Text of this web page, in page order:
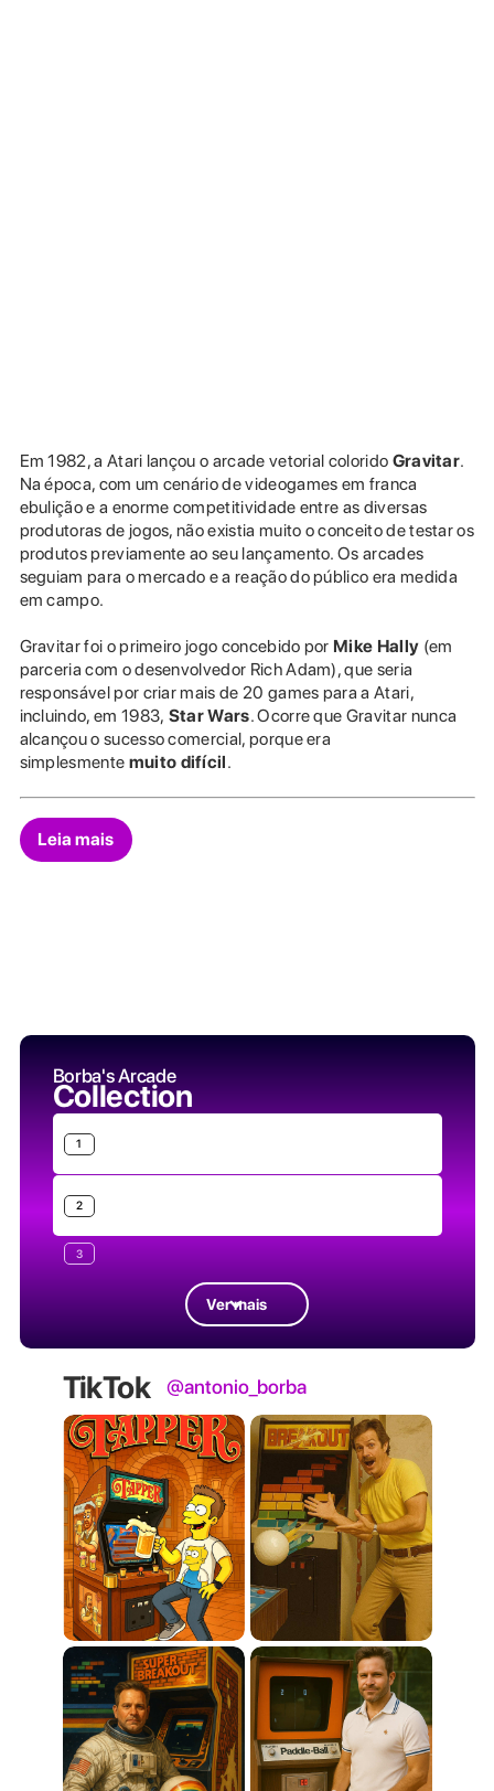
Em 1982, a Atari lançou o arcade vetorial colorido Gravitar.
Na época, com um cenário de videogames em franca
ebulição e a enorme competitividade entre as diversas
produtoras de jogos, não existia muito o conceito de testar os
produtos previamente ao seu lançamento. Os arcades
seguiam para o mercado e a reação do público era medida
em campo.
Gravitar foi o primeiro jogo concebido por Mike Hally (em
parceria com o desenvolvedor Rich Adam), que seria
responsável por criar mais de 20 games para a Atari,
incluindo, em 1983, Star Wars. Ocorre que Gravitar nunca
alcançou o sucesso comercial, porque era
simplesmente muito difícil.
Leia mais
Borba's Arcade
Collection
1
2
3
Ver mais
TikTok @antonio_borba